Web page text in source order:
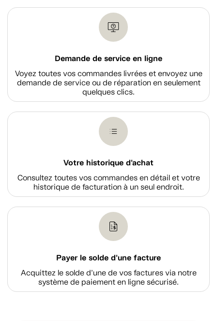
Demande de service en ligne
Voyez toutes vos commandes livrées et envoyez une
demande de service ou de réparation en seulement
quelques clics.
Votre historique d'achat
Consultez toutes vos commandes en détail et votre
historique de facturation à un seul endroit.
Payer le solde d'une facture
Acquittez le solde d’une de vos factures via notre
système de paiement en ligne sécurisé.